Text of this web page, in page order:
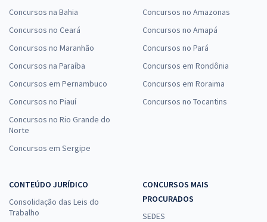
Concursos na Bahia
Concursos no Ceará
Concursos no Maranhão
Concursos na Paraíba
Concursos em Pernambuco
Concursos no Piauí
Concursos no Rio Grande do
Norte
Concursos em Sergipe
Concursos no Amazonas
Concursos no Amapá
Concursos no Pará
Concursos em Rondônia
Concursos em Roraima
Concursos no Tocantins
CONTEÚDO JURÍDICO
Consolidação das Leis do
Trabalho
CONCURSOS MAIS
PROCURADOS
SEDES